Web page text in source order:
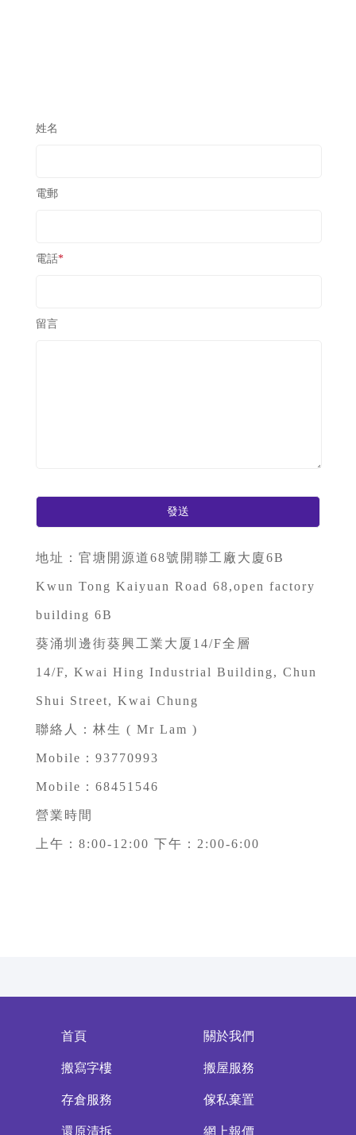
姓名
電郵
電話*
留言
地址：官塘開源道68號開聯工廠大廈6B
Kwun Tong Kaiyuan Road 68,open factory
building 6B
葵涌圳邊街葵興工業大厦14/F全層
14/F, Kwai Hing Industrial Building, Chun
Shui Street, Kwai Chung
聯絡人：林生 ( Mr Lam )
Mobile：93770993
Mobile：68451546
營業時間
上午：8:00-12:00 下午：2:00-6:00
首頁 關於我們
搬寫字樓 搬屋服務
存倉服務 傢私棄置
還原清拆 網上報價